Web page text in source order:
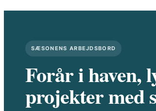
SÆSONENS ARBEJDSBORD
Forår i haven,
projekter med